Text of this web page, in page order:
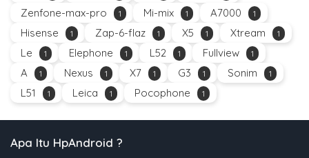
Zenfone-max-pro 1 Mi-mix 1 A7000 1
Hisense 1 Zap-6-flaz 1 X5 1 Xtream 1
Le 1 Elephone 1 L52 1 Fullview 1
A 1 Nexus 1 X7 1 G3 1 Sonim 1
L51 1 Leica 1 Pocophone 1
Apa Itu HpAndroid ?